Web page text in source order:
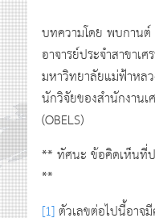
บทความโดย พบกานต์
อาจารย์ประจำสาขาเ
มหาวิทยาลัยแม่ฟ้าหล
นักวิจัยของสำนักงาน
(OBELS)
** ทัศนะ ข้อคิดเห็นที่
**
[1]ตัวเลขต่อไปนี้อาจ